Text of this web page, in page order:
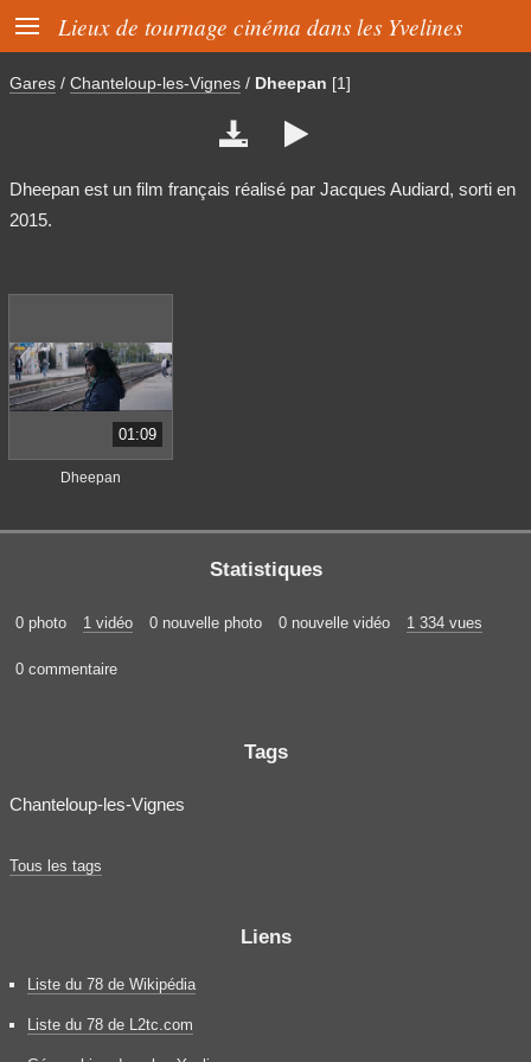
 Lieux de tournage cinéma dans les Yvelines
Gares / Chanteloup-les-Vignes / Dheepan [1]
 
Dheepan est un film français réalisé par Jacques Audiard, sorti en
2015.
01:09
Dheepan
Statistiques
0 photo 1 vidéo 0 nouvelle photo 0 nouvelle vidéo 1 334 vues
0 commentaire
Tags
Chanteloup-les-Vignes
Tous les tags
Liens
Liste du 78 de Wikipédia
Liste du 78 de L2tc.com